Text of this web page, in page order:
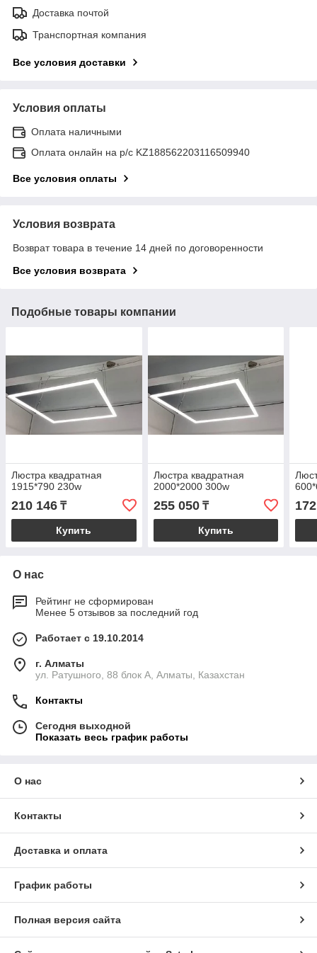
Доставка почтой
Транспортная компания
Все условия доставки
Условия оплаты
Оплата наличными
Оплата онлайн на р/с KZ188562203116509940
Все условия оплаты
Условия возврата
Возврат товара в течение 14 дней по договоренности
Все условия возврата
Подобные товары компании
Люстра квадратная
1915*790 230w
210 146 ₸
Купить
Люстра квадратная
2000*2000 300w
255 050₸
Купить
О нас
Рейтинг не сформирован
Менее 5 отзывов за последний год
Работает с 19.10.2014
г. Алматы
ул. Ратушного, 88 блок A, Алматы, Казахстан
Контакты
Сегодня выходной
Показать весь график работы
О нас
Контакты
Доставка и оплата
График работы
Полная версия сайта